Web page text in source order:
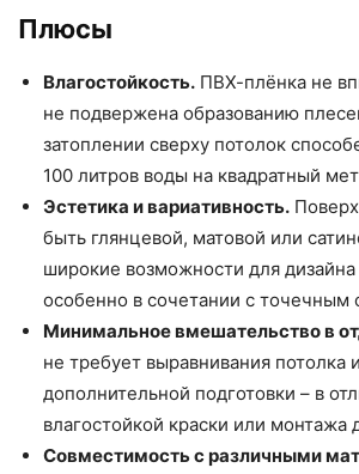
Плюсы
Влагостойкость. ПВХ-плёнка не
не подвержена образованию
затоплении сверху потолок
100 литров воды на квадратный
Эстетика и вариативность.
быть глянцевой, матовой или
широкие возможности для дизайна
особенно в сочетании с
Минимальное вмешательство в
не требует выравнивания потолка
дополнительной подготовки – в
влагостойкой краски или монтажа
Совместимость с различными